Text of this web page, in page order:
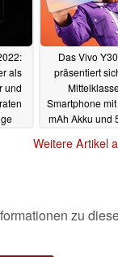
als
und
Das Vivo
präsentiert
Smartphone
mAh Akku und
Weitere Artikel
zu